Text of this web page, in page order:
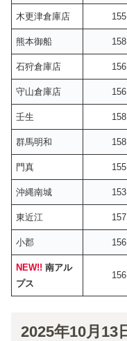
木更津倉庫店 155
熊本御船 158
石狩倉庫店 156
守山倉庫店 156
壬生 158
群馬明和 158
門真 155
沖縄南城 153
東近江 157
小郡 156
NEW!! 南アル
プス
156
2025年10月13